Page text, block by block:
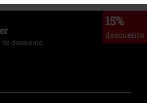
15%
descuento
de descuento,